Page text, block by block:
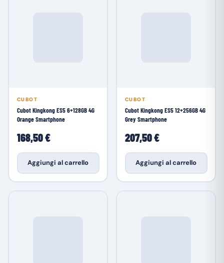
CUBOT
Cubot Kingkong ES5 6+128GB 4G
Orange Smartphone
168,50 €
Aggiungi al carrello
CUBOT
Cubot Kingkong ES5 12+256GB 4G
Grey Smartphone
207,50 €
Aggiungi al carrello